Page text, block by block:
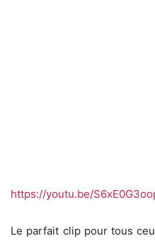
https://youtu.be/
Le parfait clip pour tous